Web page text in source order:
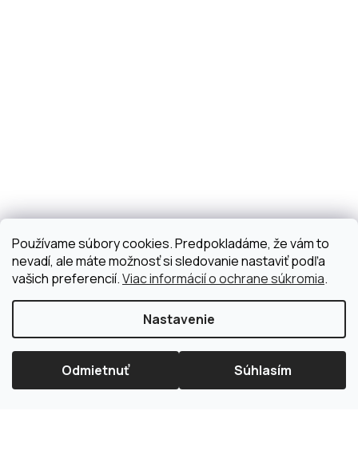
Používame súbory cookies. Predpokladáme, že vám to
nevadí, ale máte možnosť si sledovanie nastaviť podľa
vašich preferencií.Viac informácií o ochrane súkromia.
Nastavenie
Odmietnuť Súhlasím